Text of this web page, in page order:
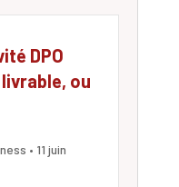
DPO
ou
• 11 juin